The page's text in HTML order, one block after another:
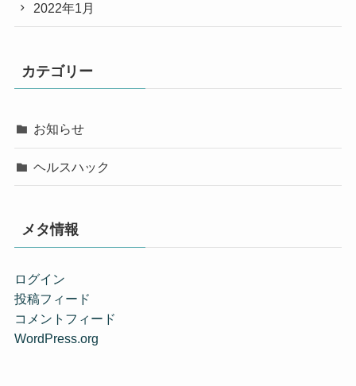
2022年1月
カテゴリー
お知らせ
ヘルスハック
メタ情報
ログイン
投稿フィード
コメントフィード
WordPress.org